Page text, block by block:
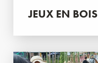
JEUX EN BOIS